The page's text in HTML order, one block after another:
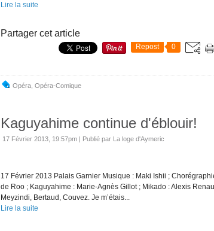
Lire la suite
Partager cet article
Repost 0
Opéra Opéra-Comique
Kaguyahime continue d'éblouir!
17 Février 2013, 19:57pm | Publié par La loge d'Aymeric
17 Février 2013 Palais Garnier Musique : Maki Ishii ;
de Roo ; Kaguyahime : Marie-Agnès Gillot ; Mikado : Alexis
Meyzindi, Bertaud, Couvez. Je m’étais...
Lire la suite